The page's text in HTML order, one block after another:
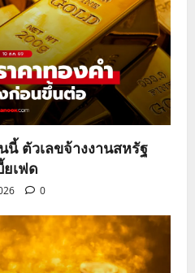
นี้ ตัวเลขจ้างงานสหรัฐ
เฟด
0